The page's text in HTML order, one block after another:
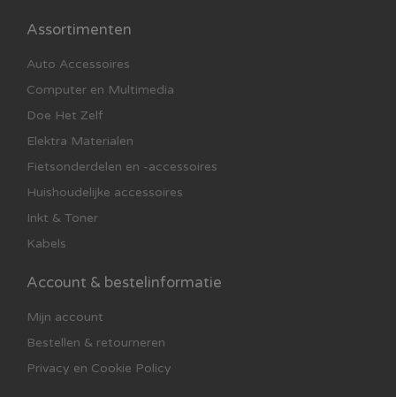
Assortimenten
Auto Accessoires
Computer en Multimedia
Doe Het Zelf
Elektra Materialen
Fietsonderdelen en -accessoires
Huishoudelijke accessoires
Inkt & Toner
Kabels
Account & bestelinformatie
Mijn account
Bestellen & retourneren
Privacy en Cookie Policy